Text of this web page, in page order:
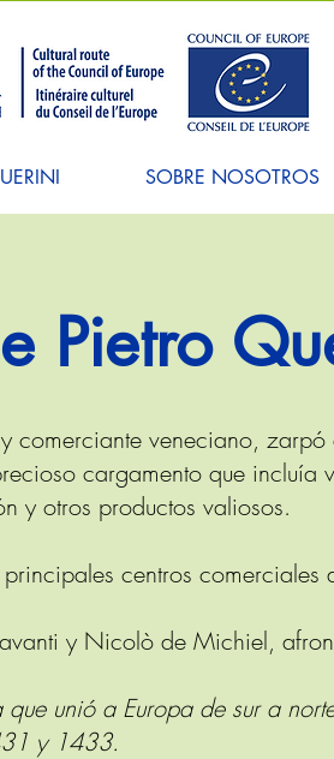
SOBRE NOSOTROS
Pietro
veneciano,
cargamento que incluía
y otros productos valiosos.
centros comerciales
y Nicolò de Michiel,
unió a Europa de sur a
y 1433.